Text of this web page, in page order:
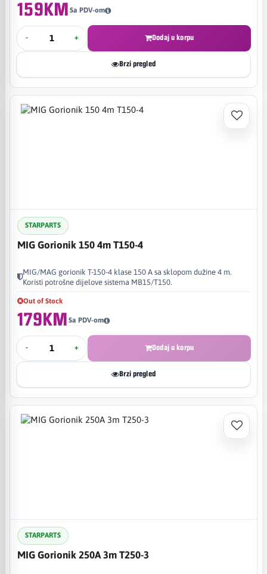
159KM Sa PDV-om
- + Dodaj u korpu
Brzi pregled
STARPARTS
MIG Gorionik 150 4m T150-4
MIG/MAG gorionik T-150-4 klase 150 A sa sklopom dužine 4 m.
Koristi potrošne dijelove sistema MB15/T150.
Out of Stock
179KM Sa PDV-om
- + Dodaj u korpu
Brzi pregled
STARPARTS
MIG Gorionik 250A 3m T250-3